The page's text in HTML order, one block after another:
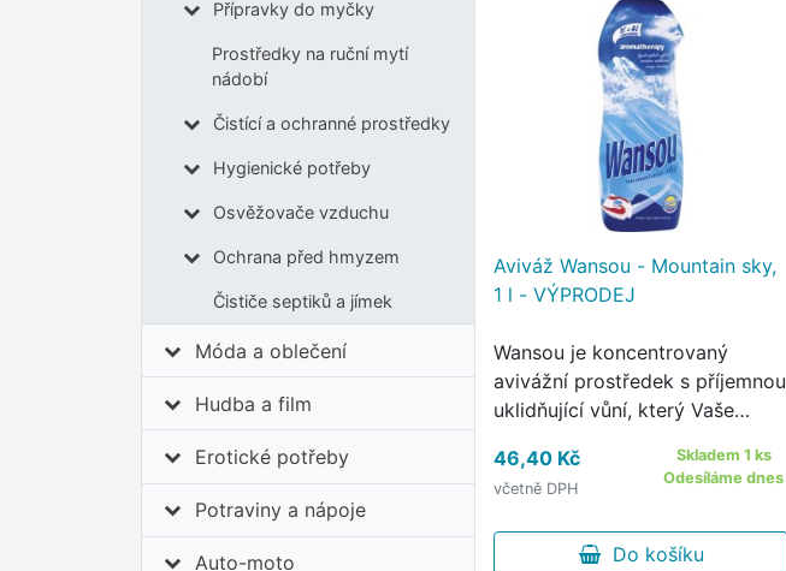
Přípravky do myčky
Prostředky na ruční mytí
nádobí
Čistící a ochranné prostředky
Hygienické potřeby
Osvěžovače vzduchu
Ochrana před hmyzem
Čističe septiků a jímek
Móda a oblečení
Hudba a film
Erotické potřeby
Potraviny a nápoje
Auto-moto
Aviváž Wansou - Mountain sky,
1 l - VÝPRODEJ
Wansou je koncentrovaný
avivážní prostředek s příjemnou
uklidňující vůní, který Vaše
Obsahuje speciální látku, která
prodlouží vůni Vašeho prádla
46,40 Kč
včetně DPH
Skladem 1 ks
Odesíláme dnes
Do košíku